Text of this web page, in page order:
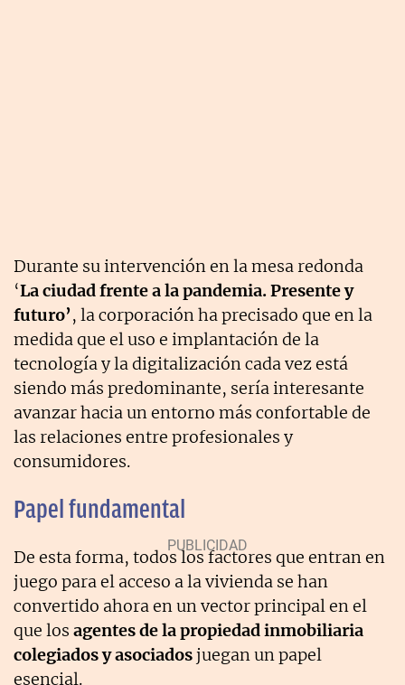
Durante su intervención en la mesa redonda
‘La ciudad frente a la pandemia. Presente y
futuro’, la corporaciónha precisado que en la
medida que el uso e implantación de la
tecnología y la digitalización cada vez está
siendo más predominante, sería interesante
avanzar hacia un entorno más confortable de
las relaciones entre profesionales y
consumidores.
Papel fundamental
De esta forma, todos los factores que entran en
juego para el acceso a la vivienda se han
convertido ahora en un vector principal en el
que los agentes de la propiedad inmobiliaria
colegiados y asociadosjuegan un papel
esencial.